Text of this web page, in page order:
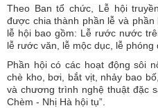
Theo Ban tổ chức, Lễ hội
được chia thành phần lễ và
lễ hội bao gồm: Lễ rước nước
lễ rước văn, lễ mộc dục, lễ phóng
Phần hội có các hoạt động sôi
chè kho, bơi, bắt vịt, nhảy bao
và chương trình nghệ thuật đặc
Chèm - Nhị Hà hội tụ”.